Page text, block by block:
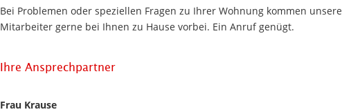
Bei Problemen oder speziellen Fragen zu Ihrer Wohnung kommen unsere
Mitarbeiter gerne bei Ihnen zu Hause vorbei. Ein Anruf genügt.
Ihre Ansprechpartner
Frau Krause